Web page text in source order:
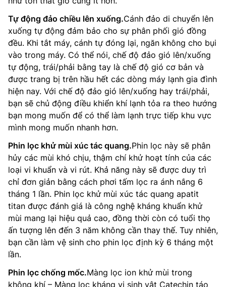
Tự động đảo chiều lên xuống.Cánh đảo di chuyển lên
xuống tự động đảm bảo cho sự phân phối gió đồng
đều. Khi tắt máy, cánh tự đóng lại, ngăn không cho bụi
vào trong máy. Có thể nói, chế độ đảo gió lên/xuống
tự động, trái/phải bằng tay là chế độ gió cơ bản và
được trang bị trên hầu hết các dòng máy lạnh gia đình
hiện nay. Với chế độ đảo gió lên/xuống hay trái/phải,
bạn sẽ chủ động điều khiển khí lạnh tỏa ra theo hướng
bạn mong muốn để có thể làm lạnh trực tiếp khu vực
mình mong muốn nhanh hơn.
Phin lọc khử mùi xúc tác quang.Phin lọc này sẽ phân
hủy các mùi khó chịu, thậm chí khử hoạt tính của các
loại vi khuẩn và vi rút. Khả năng này sẽ được duy trì
chỉ đơn giản bằng cách phơi tấm lọc ra ánh nắng 6
tháng 1 lần. Phin lọc khử mùi xúc tác quang apatit
titan được đánh giá là công nghệ kháng khuẩn khử
mùi mang lại hiệu quả cao, đồng thời còn có tuổi thọ
ấn tượng lên đến 3 năm không cần thay thế. Tuy nhiên,
bạn cần làm vệ sinh cho phin lọc định kỳ 6 tháng một
lần.
Phin lọc chống mốc.Màng lọc ion khử mùi trong
không khí – Màng lọc kháng vi sinh vật Catechin táo